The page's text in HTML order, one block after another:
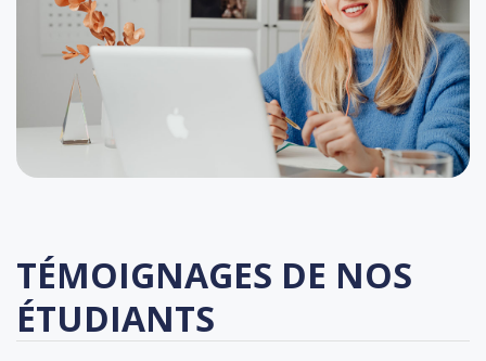
TÉMOIGNAGES DE NOS
ÉTUDIANTS